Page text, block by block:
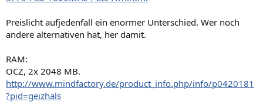
Preislicht aufjedenfall ein enormer Unterschied. Wer noch
andere alternativen hat, her damit.
RAM:
OCZ, 2x 2048 MB.
http://www.mindfactory.de/product_info.php/info/p0420181
?pid=geizhals